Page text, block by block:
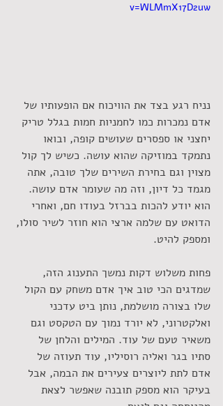
v=WLMmX17D2uw
נניח רגע בצד את הוויכוח אם הופעותיו של
אדם נמכרות כמו לחמניות חמות בגלל טריק
יחצני או ספסרים שעושים קופה, ובואו
נתמקד במוזיקה שהוא עושה. כשיש לך קול
מצוין וגם בחירת השירים שלך טובה, אתה
מגמד כל דיון, וזה מה שעומר אדם עושה.
הוא יודע להכות בברזל בעודו חם, ואחרי
הדואט עם שלמה ארצי הוא חוזר לשיר סולו,
ומספק להיט.
פחות משלוש דקות נמשך התענוג הזה,
שמדגים הכי טוב איך אדם משחק עם הקול
שלו בצורה מושלמת, נותן ביט עדכני
ואלקטרוני, לא יורד נמוך עם הטקסט וגם
משאיר טעם של עוד. המילים והלחן של
סתיו בגר ואליה רוסיליו, עוד תעוזה של
אדם לתת ליוצרים צעירים את הבמה, אבל
בעיקר הוא מספק תובנה שאפשר לצאת